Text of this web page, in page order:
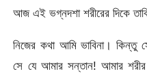
আজ এই ভগ্নদশা শরীরের দিকে
নিজের কথা আমি ভাবিনা।
সে যে আমার সন্তান! আমার